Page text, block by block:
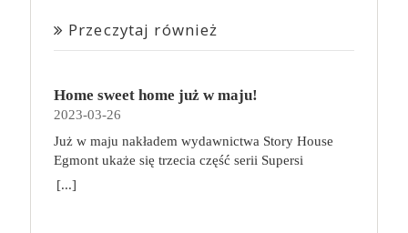
Przeczytaj również
Home sweet home już w maju!
2023-03-26
Już w maju nakładem wydawnictwa Story House
Egmont ukaże się trzecia część serii Supersi
scenarzysty Frederic Maupome. Ten tom nosi tytuł
[...]